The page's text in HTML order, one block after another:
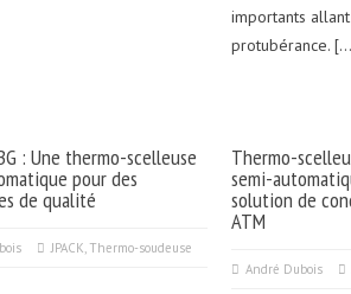
importants
protubérance.
: Une thermo-scelleuse
pour des
de qualité
JPACK, Thermo-soudeuse
Thermo-
semi-
solution de
ATM
André Dubois